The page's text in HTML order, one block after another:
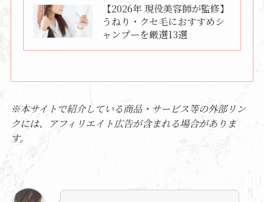
【2026年 現役美容師が監修】
うねり・クセ毛におすすめシ
ャンプーを厳選13選
※本サイトで紹介している商品・サービス等の外部リン
クには、アフィリエイト広告が含まれる場合がありま
す。